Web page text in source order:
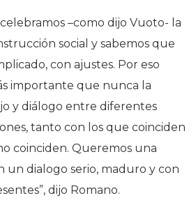
–como dijo Vuoto- la
social y sabemos que
con ajustes. Por eso
importante que nunca la
y diálogo entre diferentes
tanto con los que coinciden
coinciden. Queremos una
un dialogo serio, maduro y con
dijo Romano.